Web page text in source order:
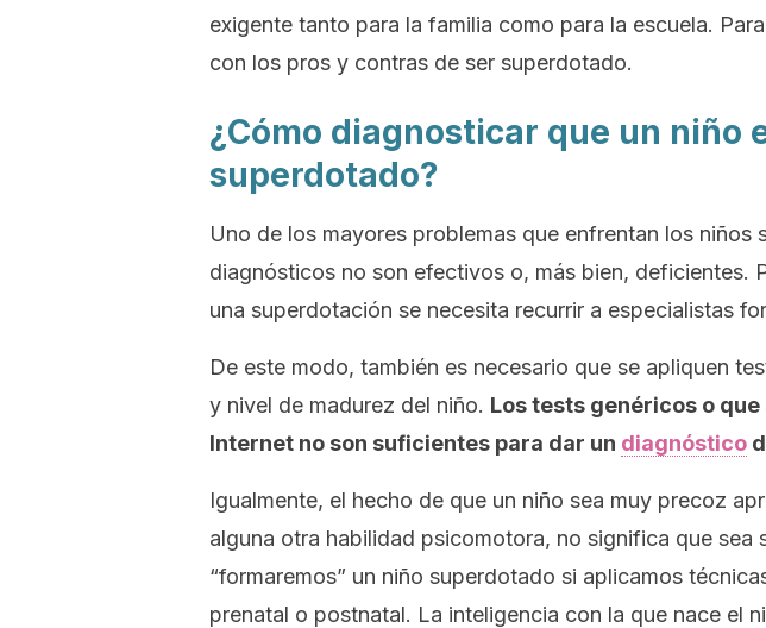
exigente tanto para la familia como para la escuela.
con los pros y contras de ser superdotado.
¿Cómo diagnosticar que un niño
superdotado?
Uno de los mayores problemas que enfrentan los niños
diagnósticos no son efectivos o, más bien, deficientes.
una superdotación se necesita recurrir a especialistas
De este modo, también es necesario que se apliquen
y nivel de madurez del niño. Los tests genéricos o
Internet no son suficientes para dar un diagnóstico
Igualmente, el hecho de que un niño sea muy precoz
alguna otra habilidad psicomotora, no significa que sea
“formaremos” un niño superdotado si aplicamos
prenatal o postnatal. La inteligencia con la que nace el